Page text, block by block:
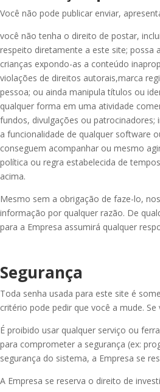
Você não pode publicar enviar,
você não tenha o direito de postar,
respeito diretamente a este site; possa
crianças expondo-as a conteúdo
violações de direitos autorais,marca
pessoa; ou ainda manipula títulos ou
qualquer forma em uma atividade
fundos, divulgações ou
a funcionalidade de qualquer software
conseguem acompanhar ou mesmo
política ou regra estabelecida de
acima.
Mesmo sem a obrigação de faze-lo,
informação por qualquer razão. De
para a Empresa assumirá qualquer
Segurança
Toda senha usada para este site é
critério pode pedir que você a mude.
É proibido usar qualquer serviço ou
para comprometer a segurança (ex:
segurança do sistema, a Empresa se
A Empresa se reserva o direito de